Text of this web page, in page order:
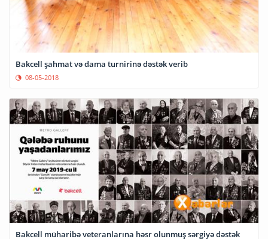
Bakcell şahmat və dama turnirinə dəstək verib
08-05-2018
Bakcell müharibə veteranlarına həsr olunmuş sərgiyə dəstək